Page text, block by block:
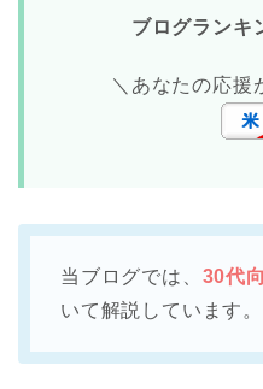
ブログランキ
＼あなたの応援
当ブログでは、 30代
いて解説しています。